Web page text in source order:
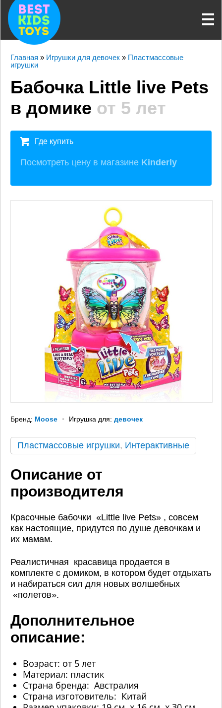
Главная » Игрушки для девочек » Пластмассовые
игрушки
Бабочка Little live Pets
в домике от 5 лет
Где купить
Посмотреть цену в магазине Kinderly
Бренд: Moose Игрушка для: девочек
Пластмассовые игрушки, Интерактивные
Описание от
производителя
Красочные бабочки «Little live Pets» , совсем
как настоящие, придутся по душе девочкам и
их мамам.
Реалистичная красавица продается в
комплекте с домиком, в котором будет отдыхать
и набираться сил для новых волшебных
«полетов».
Дополнительное
описание:
Возраст: от 5 лет
Материал: пластик
Страна бренда: Австралия
Страна изготовитель: Китай